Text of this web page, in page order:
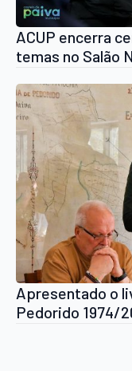
ACUP encerra
temas no Salão
Apresentado o
Pedorido 1974/